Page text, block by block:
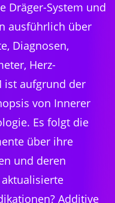
Dräger-System und
ausführlich über
Diagnosen,
Herz-
ist aufgrund der
von Innerer
Es folgt die
über ihre
und deren
Additive